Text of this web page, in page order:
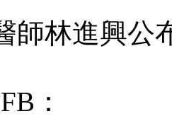
師林進興公
：